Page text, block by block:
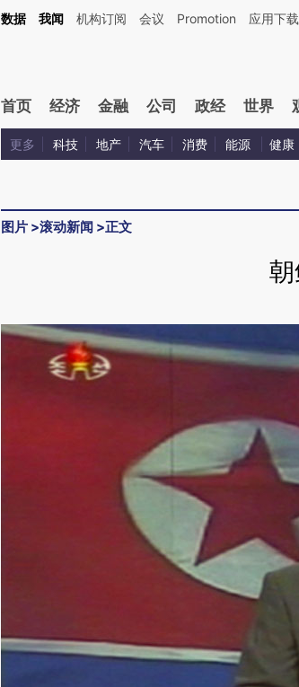
数据 我闻 机构订阅 会议 Promotion 应用下载
首页 经济 金融 公司 政经 世界
更多 科技 地产 汽车 消费 能源 健康
图片 >滚动新闻 >正文